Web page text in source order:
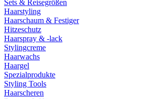
Sets & Reisegrößen
Haarstyling
Haarschaum & Festiger
Hitzeschutz
Haarspray & -lack
Stylingcreme
Haarwachs
Haargel
Spezialprodukte
Styling Tools
Haarscheren